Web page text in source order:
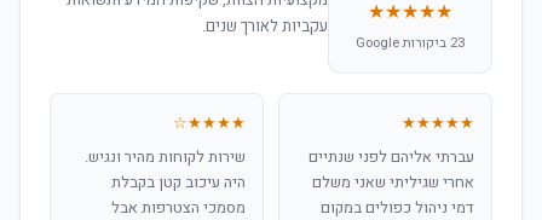
★★★★★
23 ביקורות Google
עקביות לאורך שנים.
★★★★★
עברתי אליהם לפני שנתיים
אחרי שגיליתי שאני משלם
דמי ניהול כפולים במקום
★★★★☆
שירות לקוחות מהיר ונגיש.
היה עיכוב קטן בקבלת
מסמכי הצטרפות אבל